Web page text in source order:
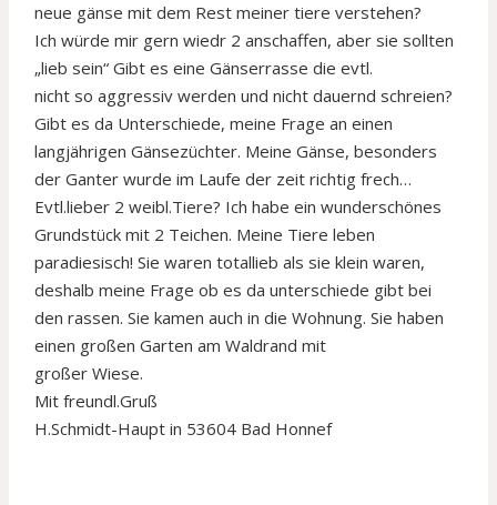
neue gänse mit dem Rest meiner tiere verstehen?
Ich würde mir gern wiedr 2 anschaffen, aber sie sollten
„lieb sein“ Gibt es eine Gänserrasse die evtl.
nicht so aggressiv werden und nicht dauernd schreien?
Gibt es da Unterschiede, meine Frage an einen
langjährigen Gänsezüchter. Meine Gänse, besonders
der Ganter wurde im Laufe der zeit richtig frech…
Evtl.lieber 2 weibl.Tiere? Ich habe ein wunderschönes
Grundstück mit 2 Teichen. Meine Tiere leben
paradiesisch! Sie waren totallieb als sie klein waren,
deshalb meine Frage ob es da unterschiede gibt bei
den rassen. Sie kamen auch in die Wohnung. Sie haben
einen großen Garten am Waldrand mit
großer Wiese.
Mit freundl.Gruß
H.Schmidt-Haupt in 53604 Bad Honnef